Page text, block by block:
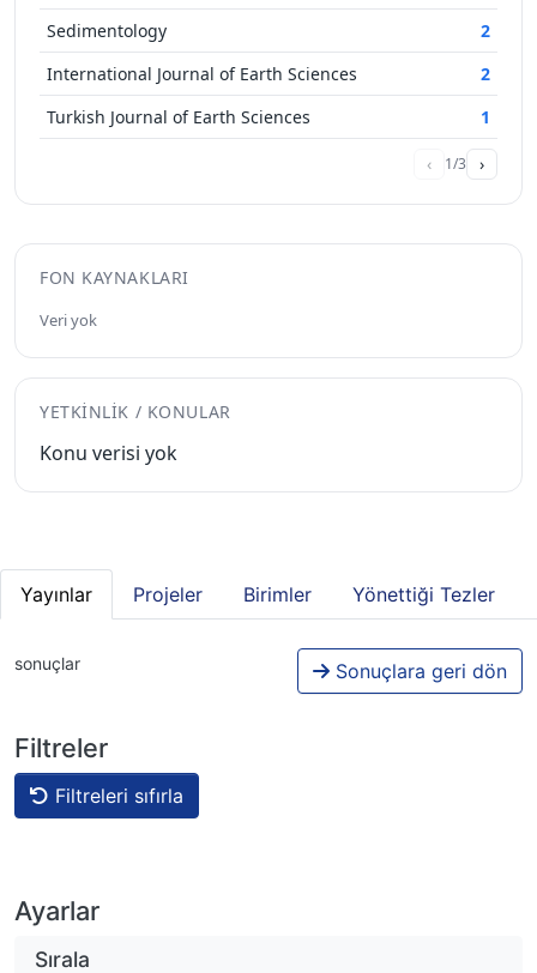
Sedimentology
2
International Journal of Earth Sciences
2
Turkish Journal of Earth Sciences
1
‹ 1/3 ›
FON KAYNAKLARI
Veri yok
YETKINLIK / KONULAR
Konu verisi yok
Yayınlar Projeler Birimler Yönettiği Tezler
sonuçlar Sonuçlara geri dön
Filtreler
Filtreleri sıfırla
Ayarlar
Sırala